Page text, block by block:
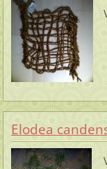
Elodea